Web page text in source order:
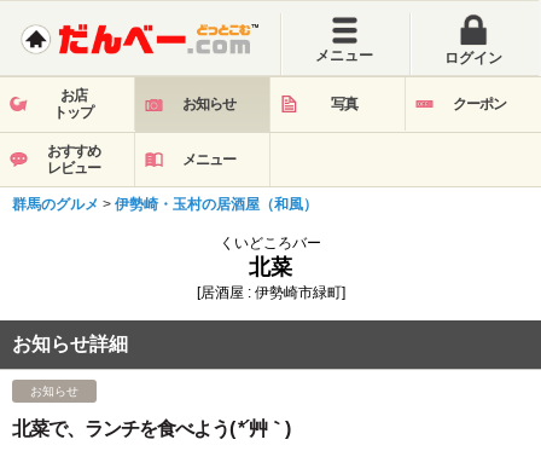
メニュー ログイン
お店
トップ
お知らせ 写真 クーポン
おすすめ
レビュー
メニュー
群馬のグルメ > 伊勢崎・玉村の居酒屋（和風）
くいどころバー
北菜
[居酒屋 : 伊勢崎市緑町]
お知らせ詳細
お知らせ
北菜で、ランチを食べよう( *´艸｀)